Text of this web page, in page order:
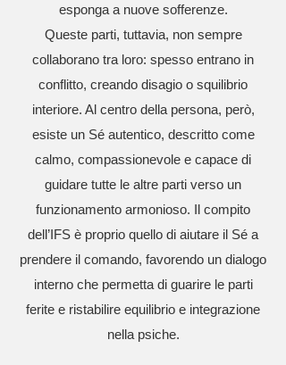
esponga a nuove sofferenze.
Queste parti, tuttavia, non sempre
collaborano tra loro: spesso entrano in
conflitto, creando disagio o squilibrio
interiore. Al centro della persona, però,
esiste un Sé autentico, descritto come
calmo, compassionevole e capace di
guidare tutte le altre parti verso un
funzionamento armonioso. Il compito
dell’IFS è proprio quello di aiutare il Sé a
prendere il comando, favorendo un dialogo
interno che permetta di guarire le parti
ferite e ristabilire equilibrio e integrazione
nella psiche.